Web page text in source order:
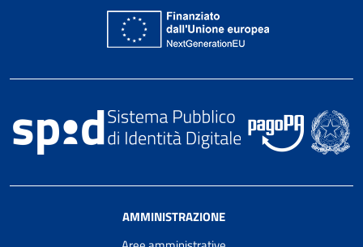
AMMINISTRAZIONE